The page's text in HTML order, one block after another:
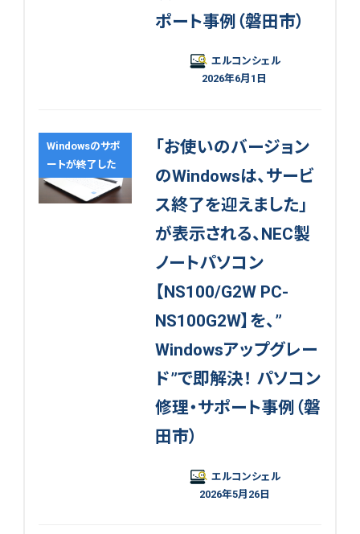
ポート事例（磐田市）
エルコンシェル
2026年6月1日
Windowsのサポ
ートが終了した
「お使いのバージョン
のWindowsは、サービ
ス終了を迎えました」
が表示される、NEC製
ノートパソコン
【NS100/G2W PC-
NS100G2W】を、”
Windowsアップグレー
ド”で即解決！ パソコン
修理・サポート事例（磐
田市）
エルコンシェル
2026年5月26日